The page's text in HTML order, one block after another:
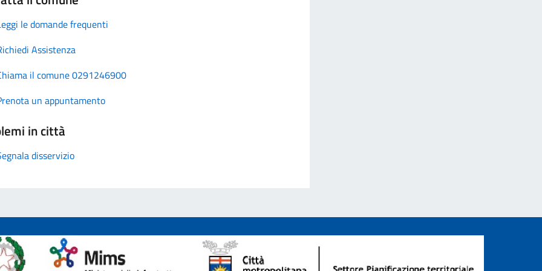
le domande frequenti
Assistenza
il comune 0291246900
un appuntamento
in città
disservizio